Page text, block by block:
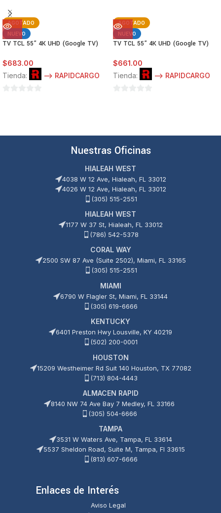
AGOTADO
NUEVO
TV TCL 55” 4K UHD (Google TV)
$683.00
Tienda:
--> RAPIDCARGO
AGOTADO
NUEVO
TV TCL 55” 4K UHD (Google TV)
$661.00
Tienda:
--> RAPIDCARGO
Nuestras Oficinas
HIALEAH WEST
4038 W 12 Ave, Hialeah, FL 33012
4026 W 12 Ave, Hialeah, FL 33012
(305) 515-2551
HIALEAH WEST
1177 W 37 St, Hialeah, FL 33012
(786) 542-5378
CORAL WAY
2500 SW 87 Ave (Suite 2502), Miami, FL 33165
(305) 515-2551
MIAMI
6790 W Flagler St, Miami, FL 33144
(305) 619-6666
KENTUCKY
6401 Preston Hwy Lousville, KY 40219
(502) 200-0001
HOUSTON
15209 Westheimer Rd Suit 140 Houston, TX 77082
(713) 804-4443
ALMACEN RAPID
8140 NW 74 Ave Bay 7 Medley, FL 33166
(305) 504-6666
TAMPA
3531 W Waters Ave, Tampa, FL 33614
5537 Sheldon Road, Suite M, Tampa, Fl 33615
(813) 607-6666
Enlaces de Interés
Aviso Legal